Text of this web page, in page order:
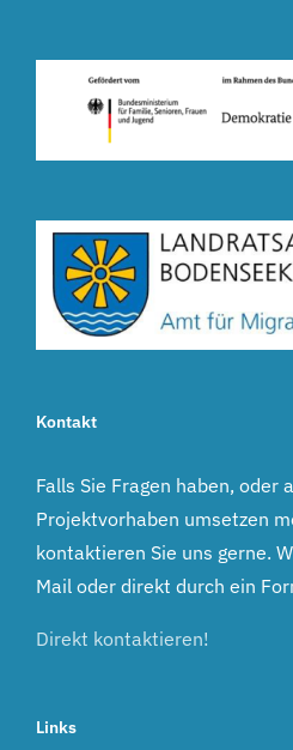
Kontakt
Falls Sie Fragen haben, oder
Projektvorhaben umsetzen
kontaktieren Sie uns gerne.
Mail oder direkt durch ein
Direkt kontaktieren!
Links